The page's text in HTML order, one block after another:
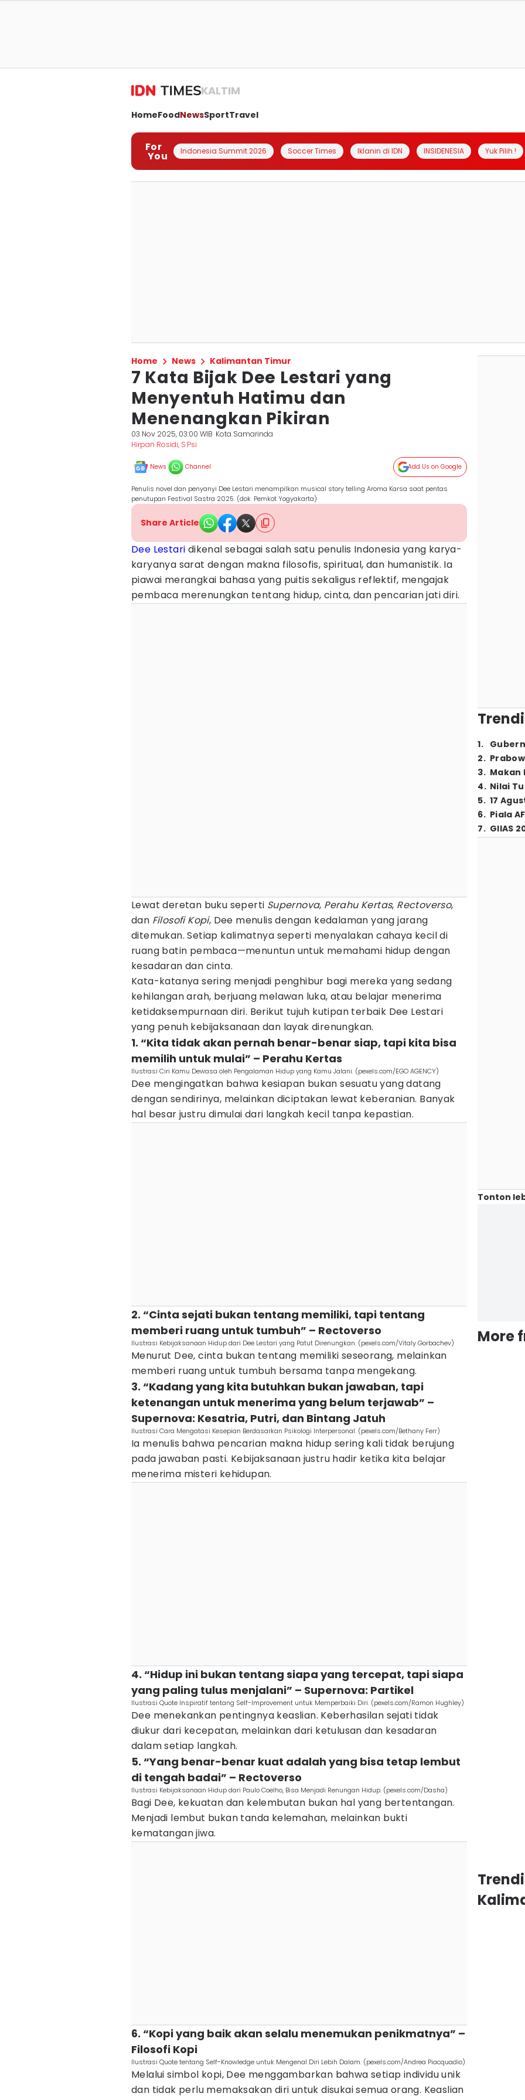
KALTIM
HomeFoodNewsSportTravel
For
You Indonesia Summit 2026 Soccer Times Iklanin di IDN INSIDENESIA Yuk Pilih !
Home News Kalimantan Timur
7 Kata Bijak Dee Lestari yang
Menyentuh Hatimu dan
Menenangkan Pikiran
03 Nov 2025, 03:00 WIB Kota Samarinda
Hirpan Rosidi, S.Psi
News Channel Add Us on Google
Penulis novel dan penyanyi Dee Lestari menampilkan musical story telling Aroma Karsa saat pentas
penutupan Festival Sastra 2025. (dok. Pemkot Yogyakarta)
Share Article
Dee Lestari dikenal sebagai salah satu penulis Indonesia yang karya-
karyanya sarat dengan makna filosofis, spiritual, dan humanistik. Ia
piawai merangkai bahasa yang puitis sekaligus reflektif, mengajak
pembaca merenungkan tentang hidup, cinta, dan pencarian jati diri.
Lewat deretan buku seperti Supernova, Perahu Kertas, Rectoverso,
dan Filosofi Kopi, Dee menulis dengan kedalaman yang jarang
ditemukan. Setiap kalimatnya seperti menyalakan cahaya kecil di
ruang batin pembaca—menuntun untuk memahami hidup dengan
kesadaran dan cinta.
Kata-katanya sering menjadi penghibur bagi mereka yang sedang
kehilangan arah, berjuang melawan luka, atau belajar menerima
ketidaksempurnaan diri. Berikut tujuh kutipan terbaik Dee Lestari
yang penuh kebijaksanaan dan layak direnungkan.
1. “Kita tidak akan pernah benar-benar siap, tapi kita bisa
memilih untuk mulai” – Perahu Kertas
Ilustrasi Ciri Kamu Dewasa oleh Pengalaman Hidup yang Kamu Jalani. (pexels.com/EGO AGENCY)
Dee mengingatkan bahwa kesiapan bukan sesuatu yang datang
dengan sendirinya, melainkan diciptakan lewat keberanian. Banyak
hal besar justru dimulai dari langkah kecil tanpa kepastian.
2. “Cinta sejati bukan tentang memiliki, tapi tentang
memberi ruang untuk tumbuh” – Rectoverso
Ilustrasi Kebijaksanaan Hidup dari Dee Lestari yang Patut Direnungkan. (pexels.com/Vitaly Gorbachev)
Menurut Dee, cinta bukan tentang memiliki seseorang, melainkan
memberi ruang untuk tumbuh bersama tanpa mengekang.
3. “Kadang yang kita butuhkan bukan jawaban, tapi
ketenangan untuk menerima yang belum terjawab” –
Supernova: Kesatria, Putri, dan Bintang Jatuh
Ilustrasi Cara Mengatasi Kesepian Berdasarkan Psikologi Interpersonal. (pexels.com/Bethany Ferr)
Ia menulis bahwa pencarian makna hidup sering kali tidak berujung
pada jawaban pasti. Kebijaksanaan justru hadir ketika kita belajar
menerima misteri kehidupan.
4. “Hidup ini bukan tentang siapa yang tercepat, tapi siapa
yang paling tulus menjalani” – Supernova: Partikel
Ilustrasi Quote Inspiratif tentang Self-Improvement untuk Memperbaiki Diri. (pexels.com/Ramon Hughley)
Dee menekankan pentingnya keaslian. Keberhasilan sejati tidak
diukur dari kecepatan, melainkan dari ketulusan dan kesadaran
dalam setiap langkah.
5. “Yang benar-benar kuat adalah yang bisa tetap lembut
di tengah badai” – Rectoverso
Ilustrasi Kebijaksanaan Hidup dari Paulo Coelho, Bisa Menjadi Renungan Hidup. (pexels.com/Dasha)
Bagi Dee, kekuatan dan kelembutan bukan hal yang bertentangan.
Menjadi lembut bukan tanda kelemahan, melainkan bukti
kematangan jiwa.
6. “Kopi yang baik akan selalu menemukan penikmatnya” –
Filosofi Kopi
Ilustrasi Quote tentang Self-Knowledge untuk Mengenal Diri Lebih Dalam. (pexels.com/Andrea Piacquadio)
Melalui simbol kopi, Dee menggambarkan bahwa setiap individu unik
dan tidak perlu memaksakan diri untuk disukai semua orang. Keaslian
1.
2.
3. Makan
4. Nilai
5. 17
6. Piala
7. GIIAS
Tonton
More